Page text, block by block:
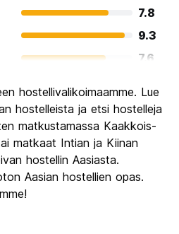
7.8
9.3
7.6
7.8
5.3
hostellivalikoimaamme. Lue
hostelleista ja etsi hostelleja
matkustamassa Kaakkois-
matkaat Intian ja Kiinan
hostellin Aasiasta.
Aasian hostellien opas.